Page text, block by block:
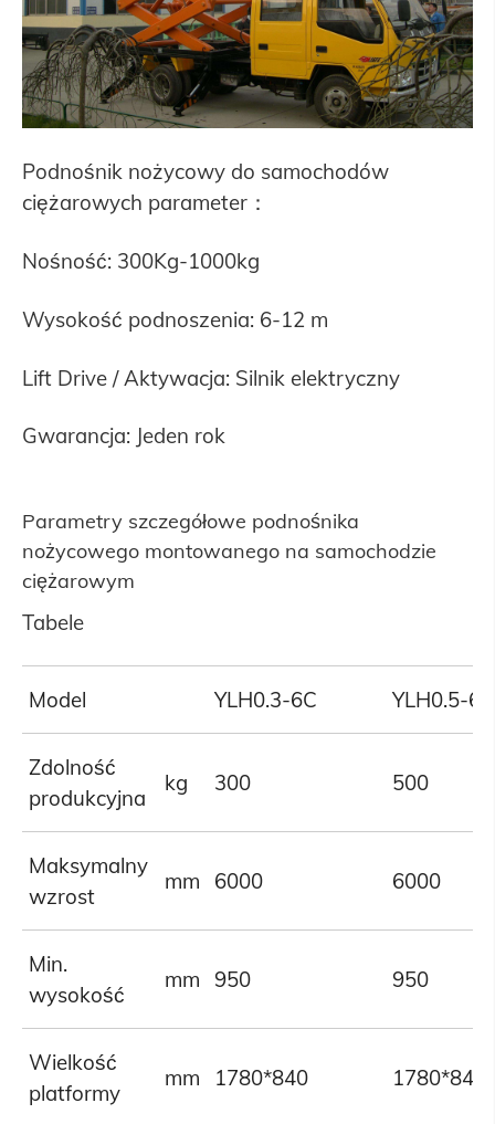
Podnośnik nożycowy do samochodów
ciężarowych parameter：
Nośność: 300Kg-1000kg
Wysokość podnoszenia: 6-12 m
Lift Drive / Aktywacja: Silnik elektryczny
Gwarancja: Jeden rok
Parametry szczegółowe podnośnika
nożycowego montowanego na samochodzie
ciężarowym
Tabele
Model YLH0.3-6C YLH0.5-6C
Zdolność
produkcyjna
kg 300 500
Maksymalny
wzrost
mm 6000 6000
Min.
wysokość
mm 950 950
Wielkość
platformy
mm 1780*840 1780*840